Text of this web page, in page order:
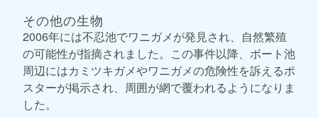
その他の生物
2006年には不忍池でワニガメが発見され、自然繁殖
の可能性が指摘されました。この事件以降、ボート池
周辺にはカミツキガメやワニガメの危険性を訴えるポ
スターが掲示され、周囲が網で覆われるようになりま
した。